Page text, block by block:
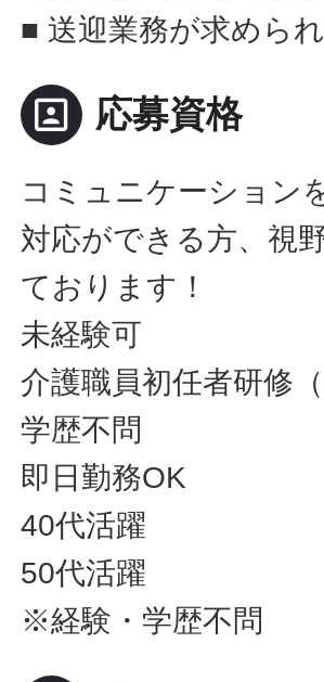
■ 送迎業務が求めら
portrait 応募資格
コミュニケーション
対応ができる方、視
ております！
未経験可
介護職員初任者研修
学歴不問
即日勤務OK
40代活躍
50代活躍
※経験・学歴不問